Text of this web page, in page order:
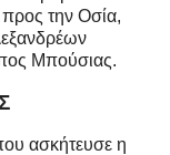
την Οσία,
Μπούσιας.
ασκήτευσε η